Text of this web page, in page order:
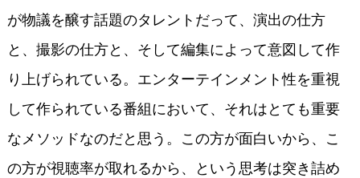
が物議を醸す話題のタレントだって、演出の仕方
と、撮影の仕方と、そして編集によって意図して作
り上げられている。エンターテインメント性を重視
して作られている番組において、それはとても重要
なメソッドなのだと思う。この方が面白いから、こ
の方が視聴率が取れるから、という思考は突き詰め